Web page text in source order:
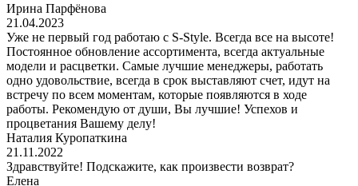
Ирина Парфёнова
21.04.2023
Уже не первый год работаю с S-Style. Всегда все на высоте!
Постоянное обновление ассортимента, всегда актуальные
модели и расцветки. Самые лучшие менеджеры, работать
одно удовольствие, всегда в срок выставляют счет, идут на
встречу по всем моментам, которые появляются в ходе
работы. Рекомендую от души, Вы лучшие! Успехов и
процветания Вашему делу!
Наталия Куропаткина
21.11.2022
Здравствуйте! Подскажите, как произвести возврат?
Елена